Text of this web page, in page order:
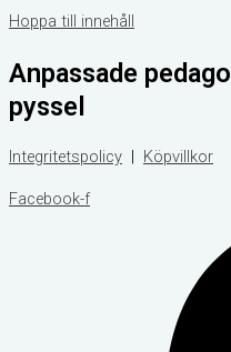
Hoppa till innehåll
Anpassade
pyssel
Integritetspolicy Köpvillkor
Facebook-f